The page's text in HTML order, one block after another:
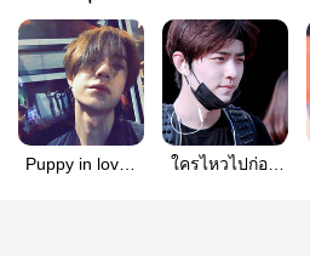
Puppy in love l
ใครไหวไปก่อน